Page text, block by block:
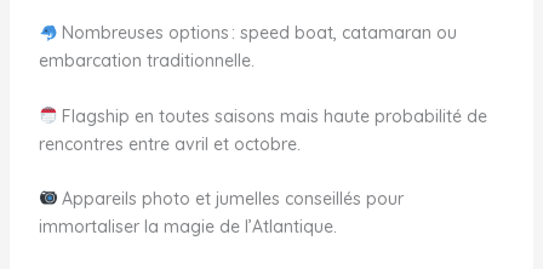
Nombreuses options : speed boat, catamaran ou
embarcation traditionnelle.
Flagship en toutes saisons mais haute probabilité de
rencontres entre avril et octobre.
Appareils photo et jumelles conseillés pour
immortaliser la magie de l’Atlantique.